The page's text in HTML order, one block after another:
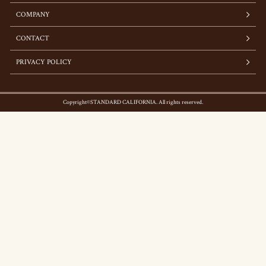
COMPANY
CONTACT
PRIVACY POLICY
Copyright©STANDARD CALIFORNIA. All rights reserved.